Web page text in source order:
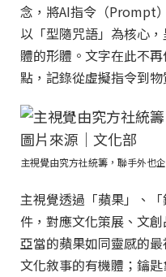
念，將AI指令（Prompt
以「型隨咒語」為核心
體的形體。文字在此不
點，記錄從虛擬指令到
主視覺由究方社統籌，聯手外也
主視覺透過「蘋果」、
件，對應文化策展、文
亞當的蘋果如同靈感的
文化敘事的有機體；鑰